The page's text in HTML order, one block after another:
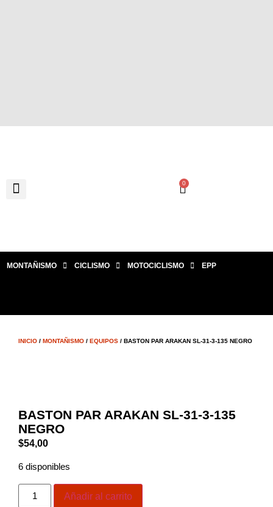
0
MONTAÑISMO CICLISMO MOTOCICLISMO EPP
INICIO / MONTAÑISMO / EQUIPOS / BASTON PAR ARAKAN SL-31-3-135 NEGRO
BASTON PAR ARAKAN SL-31-3-135
NEGRO
$54,00
6 disponibles
Añadir al carrito